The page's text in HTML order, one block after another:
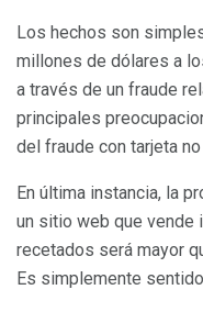
Los hechos son
millones de dólares a
a través de un fraude
principales
del fraude con tarjeta
En última instancia, la
un sitio web que vende
recetados será mayor
Es simplemente